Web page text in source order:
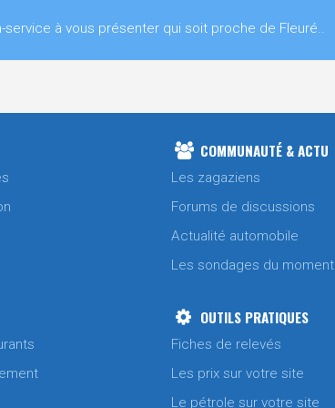
à vous présenter qui soit proche de Fleuré..
COMMUNAUTÉ & ACTU
Les zagaziens
Forums de discussions
Actualité automobile
Les sondages du moment
OUTILS PRATIQUES
Fiches de relevés
Les prix sur votre site
Le pétrole sur votre site